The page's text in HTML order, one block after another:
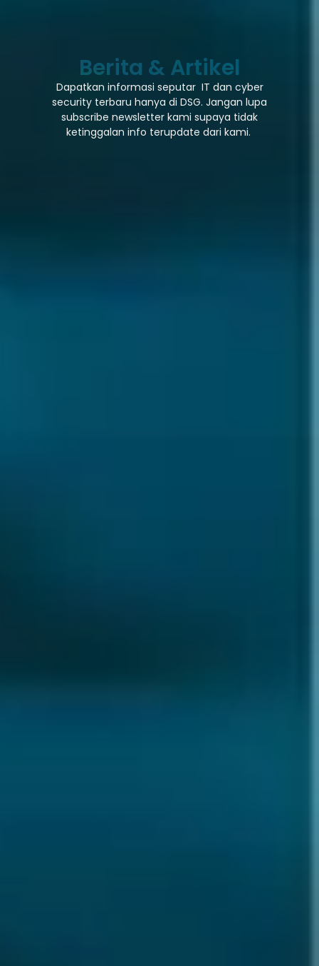
Berita & Artikel
Dapatkan informasi seputar IT dan cyber
security terbaru hanya di DSG. Jangan lupa
subscribe newsletter kami supaya tidak
ketinggalan info terupdate dari kami.